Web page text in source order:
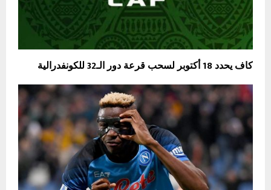
كاف يحدد 18 أكتوبر لسحب قرعة دور الـ32 للكونفدرالية